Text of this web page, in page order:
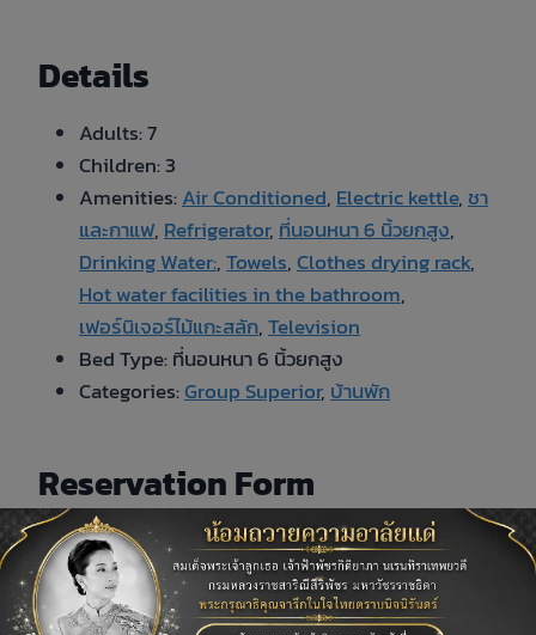
Details
Adults:7
Children:3
Amenities:Air Conditioned, Electric kettle, ชา
และกาแฟ, Refrigerator, ที่นอนหนา 6 นิ้วยกสูง,
Drinking Water:,Towels,Clothes drying rack,
Hot water facilities in the bathroom,
เฟอร์นิเจอร์ไม้แกะสลัก,Television
Bed Type:ที่นอนหนา 6 นิ้วยกสูง
Categories:Group Superior, บ้านพัก
Reservation Form
Required fields are followed by*
Check-in Date*